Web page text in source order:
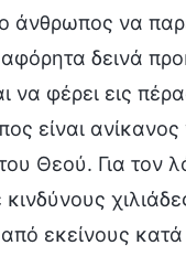
άνθρωπος να
αφόρητα δεινά
να φέρει εις
είναι
Θεού. Για τον
εκείνους